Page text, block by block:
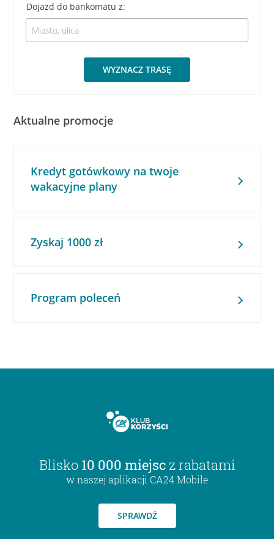
Dojazd do bankomatu z:
WYZNACZ TRASĘ
Aktualne promocje
Kredyt gotówkowy na twoje
wakacyjne plany
Zyskaj 1000 zł
Program poleceń
Blisko 10 000 miejsc z rabatami
w naszej aplikacji CA24 Mobile
SPRAWDŹ